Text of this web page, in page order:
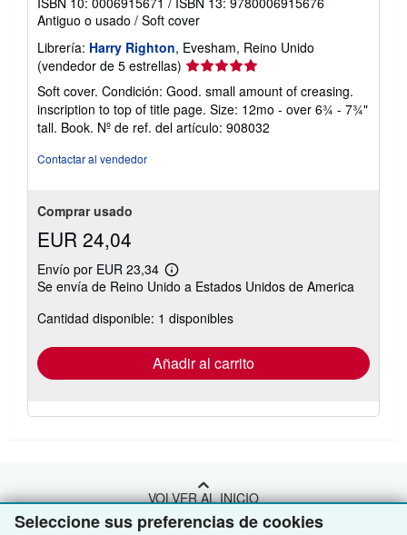
Seleccione sus preferencias de cookies
Antiguo o usado / Soft cover
Librería: Harry Righton, Evesham, Reino Unido
(vendedor de 5 estrellas) Calificación
del
vendedor:
5
de
Soft cover. Condición: Good. small amount of creasing.
inscription to top of title page. Size: 12mo - over 6¾ - 7¾"
tall. Book. Nº de ref. del artículo: 908032
Contactar al vendedor
Comprar usado
EUR 24,04
Envío por EUR 23,34
Más
información
las
tarifas
envío
Se envía de Reino Unido a Estados Unidos de America
Cantidad disponible: 1 disponibles
Añadir al carrito
VOLVER AL INICIO